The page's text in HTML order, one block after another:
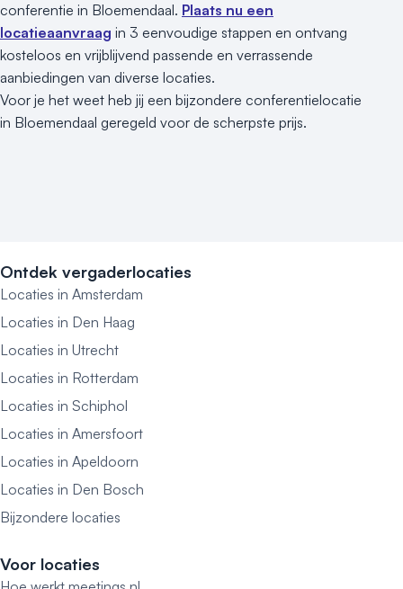
conferentie in Bloemendaal. Plaats nu een
locatieaanvraag in 3 eenvoudige stappen en ontvang
kosteloos en vrijblijvend passende en verrassende
aanbiedingen van diverse locaties.
Voor je het weet heb jij een bijzondere conferentielocatie
in Bloemendaal geregeld voor de scherpste prijs.
Ontdek vergaderlocaties
Locaties in Amsterdam
Locaties in Den Haag
Locaties in Utrecht
Locaties in Rotterdam
Locaties in Schiphol
Locaties in Amersfoort
Locaties in Apeldoorn
Locaties in Den Bosch
Bijzondere locaties
Voor locaties